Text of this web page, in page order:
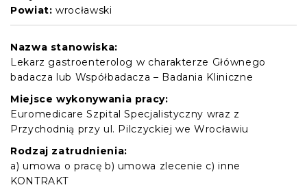
Powiat: wrocławski
Nazwa stanowiska:
Lekarz gastroenterolog w charakterze Głównego
badacza lub Współbadacza – Badania Kliniczne
Miejsce wykonywania pracy:
Euromedicare Szpital Specjalistyczny wraz z
Przychodnią przy ul. Pilczyckiej we Wrocławiu
Rodzaj zatrudnienia:
a) umowa o pracę b) umowa zlecenie c) inne
KONTRAKT